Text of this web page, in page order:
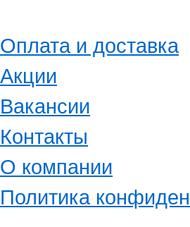
Оплата и доставка
Акции
Вакансии
Контакты
О компании
Политика